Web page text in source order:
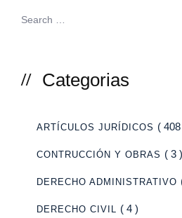
Categorias
ARTÍCULOS JURÍDICOS (
CONTRUCCIÓN Y OBRAS ( 3 )
DERECHO ADMINISTRATIVO
DERECHO CIVIL ( 4 )